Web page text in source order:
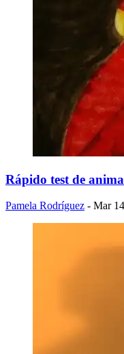
Rápido test de
Pamela Rodríguez - Mar